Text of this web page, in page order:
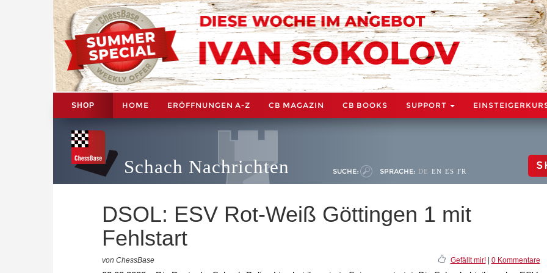
SHOP HOME ERÖFFNUNGEN A-Z CB MAGAZIN CB BOOKS SUPPORT
Schach Nachrichten SUCHE: SPRACHE: DE EN ES FR
DSOL: ESV Rot-Weiß Göttingen 1 mit
Fehlstart
von ChessBase Gefällt mir!| 0 Kommentare